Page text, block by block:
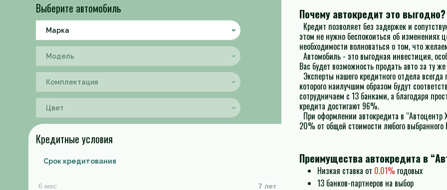
Выберите автомобиль
Кредитные условия
Срок кредитования
6 мес 7 лет
Почему автокредит это выгодно?
Кредит позволяет без задержек и
этом не нужно беспокоиться об изменениях
необходимости волноваться о том, что
Автомобиль - это выгодная инвестиция,
Вас будет возможность продать авто за ту
Эксперты нашего кредитного отдела
которого наилучшим образом будут
сотрудничаем с 13 банками, а благодаря
кредита достигают 96%.
При оформлении автокредита в
20% от общей стоимости любого
Преимущества автокредита в
Низкая ставка от 0.01% годовых
13 банков-партнеров на выбор